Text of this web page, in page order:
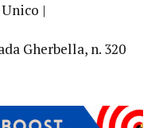
|
Gherbella, n. 320